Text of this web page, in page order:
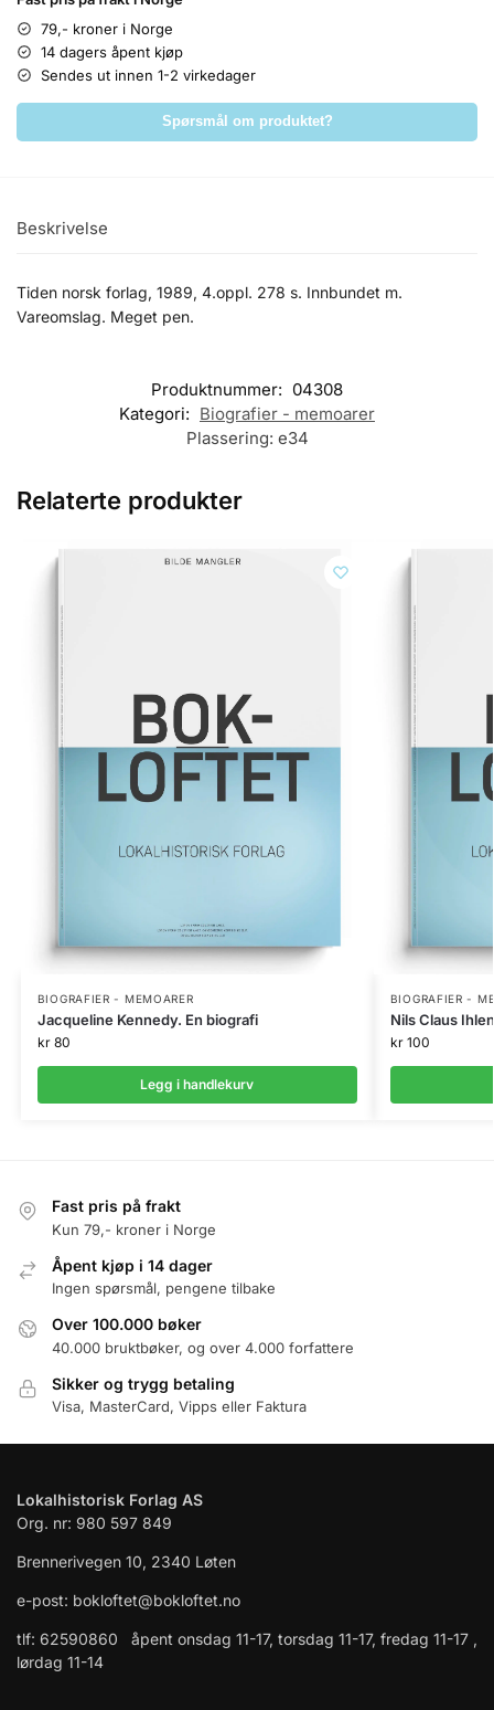
79,- kroner i Norge
14 dagers åpent kjøp
Sendes ut innen 1-2 virkedager
Spørsmål om produktet?
Beskrivelse
Tiden norsk forlag, 1989, 4.oppl. 278 s. Innbundet m.
Vareomslag. Meget pen.
Produktnummer: 04308
Kategori: Biografier - memoarer
Plassering: e34
Relaterte produkter
BIOGRAFIER - MEMOARER
Jacqueline Kennedy. En biografi
kr80
Legg i handlekurv
BIOGRAFIER -
Nils Claus
kr100
Fast pris på frakt
Kun 79,- kroner i Norge
Åpent kjøp i 14 dager
Ingen spørsmål, pengene tilbake
Over 100.000 bøker
40.000 bruktbøker, og over 4.000 forfattere
Sikker og trygg betaling
Visa, MasterCard, Vipps eller Faktura
Lokalhistorisk Forlag AS
Org. nr: 980 597 849
Brennerivegen 10, 2340 Løten
e-post: bokloftet@bokloftet.no
tlf: 62590860 åpent onsdag 11-17, torsdag 11-17, fredag 11-17 ,
lørdag 11-14